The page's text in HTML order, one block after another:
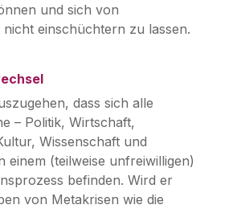
und sich von
einschüchtern zu lassen.
dass sich alle
– Politik, Wirtschaft,
Wissenschaft und
einem (teilweise unfreiwilligen)
befinden. Wird er
von Metakrisen wie die